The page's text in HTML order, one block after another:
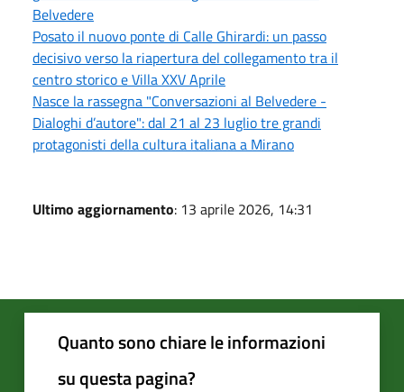
Belvedere
Posato il nuovo ponte di Calle Ghirardi: un passo
decisivo verso la riapertura del collegamento tra il
centro storico e Villa XXV Aprile
Nasce la rassegna "Conversazioni al Belvedere -
Dialoghi d’autore": dal 21 al 23 luglio tre grandi
protagonisti della cultura italiana a Mirano
Ultimo aggiornamento: 13 aprile 2026, 14:31
Quanto sono chiare le informazioni
su questa pagina?